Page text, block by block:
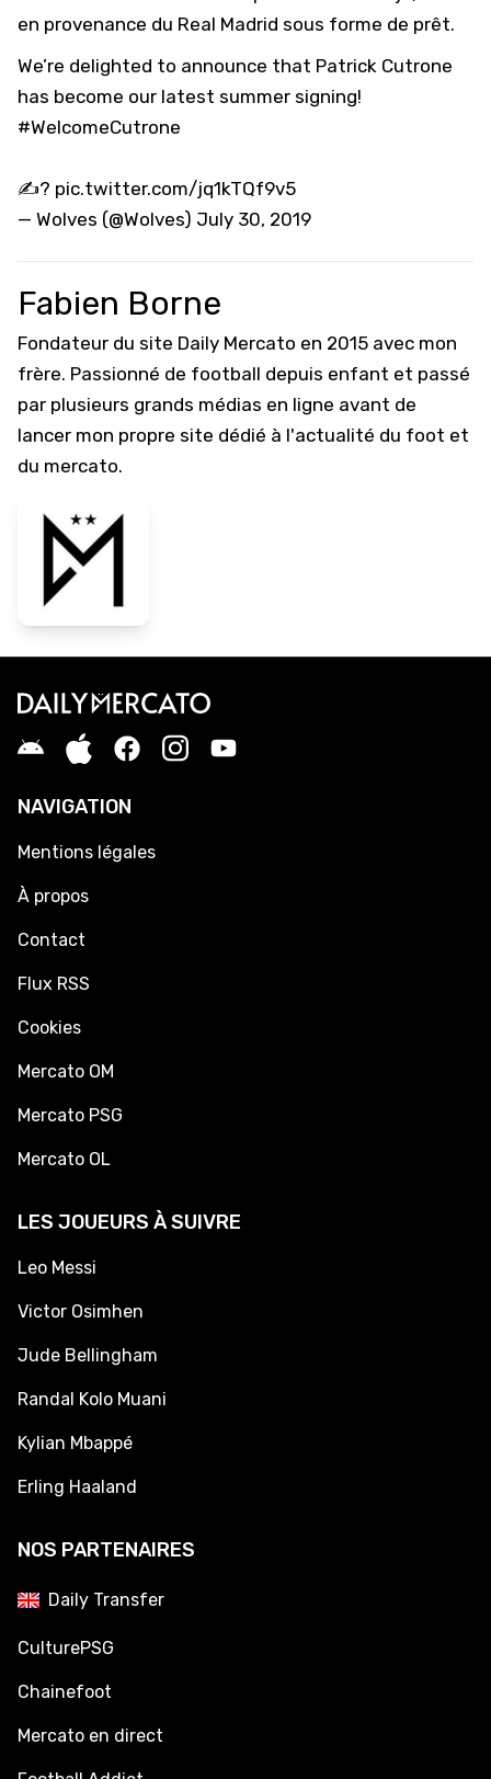
en provenance du Real Madrid sous forme de prêt.
We’re delighted to announce that Patrick Cutrone
has become our latest summer signing!
#WelcomeCutrone
✍️? pic.twitter.com/jq1kTQf9v5
— Wolves (@Wolves) July 30, 2019
Fabien Borne
Fondateur du site Daily Mercato en 2015 avec mon
frère. Passionné de football depuis enfant et passé
par plusieurs grands médias en ligne avant de
lancer mon propre site dédié à l'actualité du foot et
du mercato.
NAVIGATION
Mentions légales
À propos
Contact
Flux RSS
Cookies
Mercato OM
Mercato PSG
Mercato OL
LES JOUEURS À SUIVRE
Leo Messi
Victor Osimhen
Jude Bellingham
Randal Kolo Muani
Kylian Mbappé
Erling Haaland
NOS PARTENAIRES
Daily Transfer
CulturePSG
Chainefoot
Mercato en direct